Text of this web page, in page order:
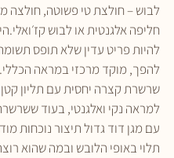
לבוש – חולצת טי פשוטה, חולצה
חליפה אלגנטית או לבוש
להיות פריט עדין שלא תופס
להפך, מוקד מרכזי במראה הכללי.
שרשרת קצרה יחסית עם תליון
למראה נקי ואלגנטי, בעוד
עם מגן דוד גדול תיצור נוכחות
תלוי באופי הלובש ובמה שהוא